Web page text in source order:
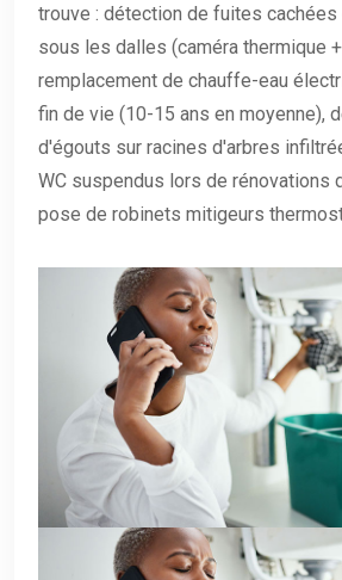
trouve : détection de fuites cachées
sous les dalles (caméra thermique
remplacement de chauffe-eau
fin de vie (10-15 ans en moyenne),
d'égouts sur racines d'arbres
WC suspendus lors de rénovations
pose de robinets mitigeurs